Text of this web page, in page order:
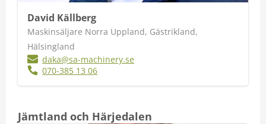
David Källberg
Maskinsäljare Norra Uppland, Gästrikland,
Hälsingland
daka@sa-machinery.se
070-385 13 06
Jämtland och Härjedalen